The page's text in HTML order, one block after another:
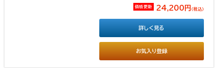
価格更新 24,200円 （税込）
お気入り登録
詳しく見る